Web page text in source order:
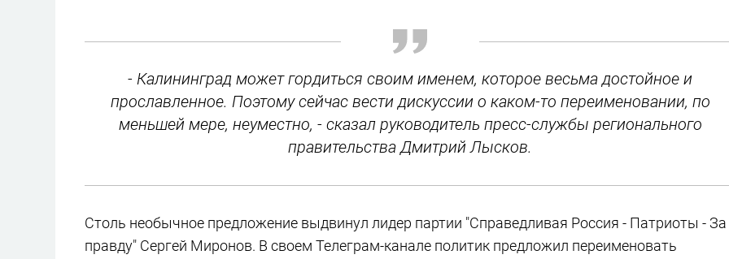
- Калининград может гордиться своим именем, которое весьма достойное и
прославленное. Поэтому сейчас вести дискуссии о каком-то переименовании, по
меньшей мере, неуместно, - сказал руководитель пресс-службы регионального
правительства Дмитрий Лысков.
Столь необычное предложение выдвинул лидер партии "Справедливая Россия - Патриоты - За
правду" Сергей Миронов. В своем Телеграм-канале политик предложил переименовать